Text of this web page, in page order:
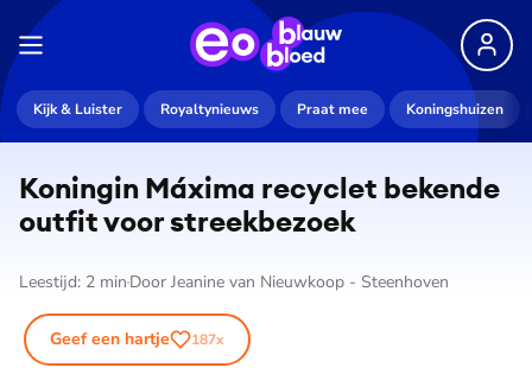
Kijk & Luister Royaltynieuws Praat mee Koningshuizen
Koningin Máxima recyclet bekende
outfit voor streekbezoek
Leestijd: 2 min Door Jeanine van Nieuwkoop - Steenhoven
Geef een hartje 187x